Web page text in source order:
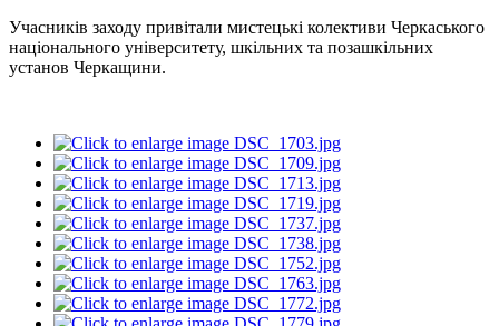
Учасників заходу привітали мистецькі колективи Черкаського
національного університету, шкільних та позашкільних
установ Черкащини.